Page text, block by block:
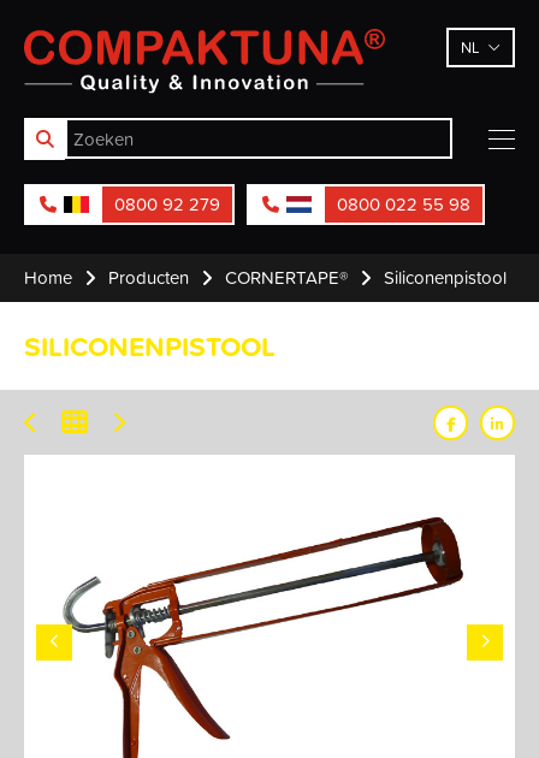
Compaktuna NL
0800 92 279 0800 022 55 98
Home Producten CORNERTAPE® Siliconenpistool
SILICONENPISTOOL